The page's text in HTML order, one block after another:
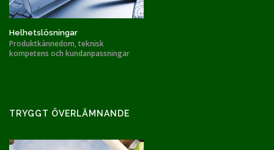
Helhetslösningar
Produktkännedom, teknisk
kompetens och kundanpassningar
TRYGGT ÖVERLÄMNANDE